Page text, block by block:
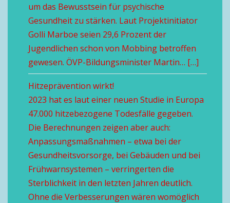
um das Bewusstsein für psychische
Gesundheit zu stärken. Laut Projektinitiator
Golli Marboe seien 29,6 Prozent der
Jugendlichen schon von Mobbing betroffen
gewesen. ÖVP-Bildungsminister Martin… […]
Hitzeprävention wirkt!
2023 hat es laut einer neuen Studie in Europa
47.000 hitzebezogene Todesfälle gegeben.
Die Berechnungen zeigen aber auch:
Anpassungsmaßnahmen – etwa bei der
Gesundheitsvorsorge, bei Gebäuden und bei
Frühwarnsystemen – verringerten die
Sterblichkeit in den letzten Jahren deutlich.
Ohne die Verbesserungen wären womöglich